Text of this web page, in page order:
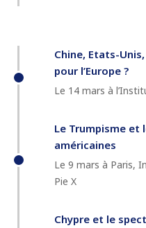
Chine, Etats-
pour l’Europe ?
Le 14 mars à
Le Trumpisme et
américaines
Le 9 mars à Paris,
Pie X
Chypre et le